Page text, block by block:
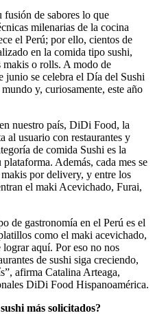
fusión de sabores lo que
milenarias de la cocina
el Perú; por ello, cientos de
en la comida tipo sushi,
makis o rolls. A modo de
junio se celebra el Día del Sushi
y, curiosamente, este año
nuestro país, DiDi Food, la
al usuario con restaurantes y
de comida Sushi es la
Además, cada mes se
por delivery, y entre los
el maki Acevichado, Furai,
de gastronomía en el Perú es el
como el maki acevichado,
aquí. Por eso no nos
de sushi siga creciendo,
afirma Catalina Arteaga,
DiDi Food Hispanoamérica.
más solicitados?